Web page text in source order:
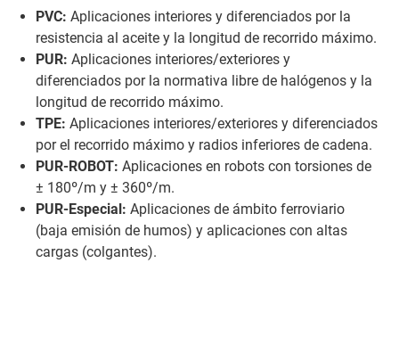
PVC: Aplicaciones interiores y diferenciados por la
resistencia al aceite y la longitud de recorrido máximo.
PUR: Aplicaciones interiores/exteriores y
diferenciados por la normativa libre de halógenos y la
longitud de recorrido máximo.
TPE: Aplicaciones interiores/exteriores y diferenciados
por el recorrido máximo y radios inferiores de cadena.
PUR-ROBOT: Aplicaciones en robots con torsiones de
± 180º/m y ± 360º/m.
PUR-Especial: Aplicaciones de ámbito ferroviario
(baja emisión de humos) y aplicaciones con altas
cargas (colgantes).